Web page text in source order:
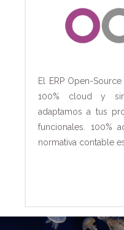
El ERP Open-
100% cloud y
adaptamos a tus
funcionales. 100%
normativa contable